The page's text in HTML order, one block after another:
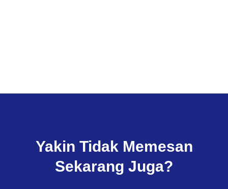
Yakin Tidak Memesan
Sekarang Juga?